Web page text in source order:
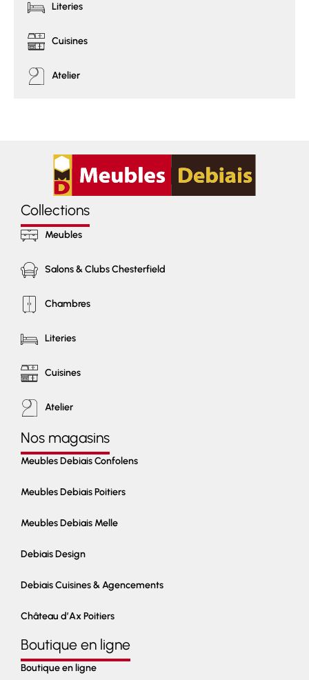
Literies
Cuisines
Atelier
Collections
Meubles
Salons & Clubs Chesterfield
Chambres
Literies
Cuisines
Atelier
Nos magasins
Meubles Debiais Confolens
Meubles Debiais Poitiers
Meubles Debiais Melle
Debiais Design
Debiais Cuisines & Agencements
Château d’Ax Poitiers
Boutique en ligne
Boutique en ligne